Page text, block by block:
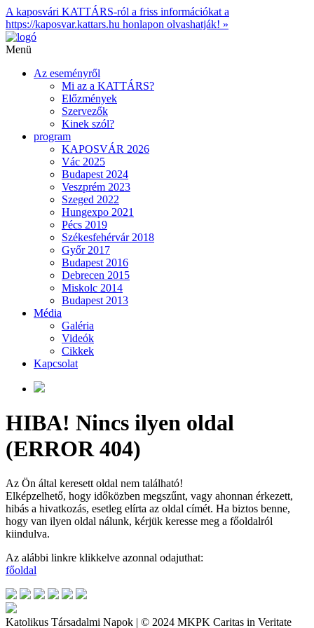
A kaposvári KATTÁRS-ról a friss információkat a
https://kaposvar.kattars.hu honlapon olvashatják! »
Menü
Az eseményről
Mi az a KATTÁRS?
Előzmények
Szervezők
Kinek szól?
program
KAPOSVÁR 2026
Vác 2025
Budapest 2024
Veszprém 2023
Szeged 2022
Hungexpo 2021
Pécs 2019
Székesfehérvár 2018
Győr 2017
Budapest 2016
Debrecen 2015
Miskolc 2014
Budapest 2013
Média
Galéria
Videók
Cikkek
Kapcsolat
HIBA! Nincs ilyen oldal
(ERROR 404)
Az Ön által keresett oldal nem található!
Elképzelhető, hogy időközben megszűnt, vagy ahonnan érkezett,
hibás a hivatkozás, esetleg elírta az oldal címét. Ha biztos benne,
hogy van ilyen oldal nálunk, kérjük keresse meg a főoldalról
kiindulva.
Az alábbi linkre klikkelve azonnal odajuthat:
főoldal
Katolikus Társadalmi Napok | © 2024 MKPK Caritas in Veritate